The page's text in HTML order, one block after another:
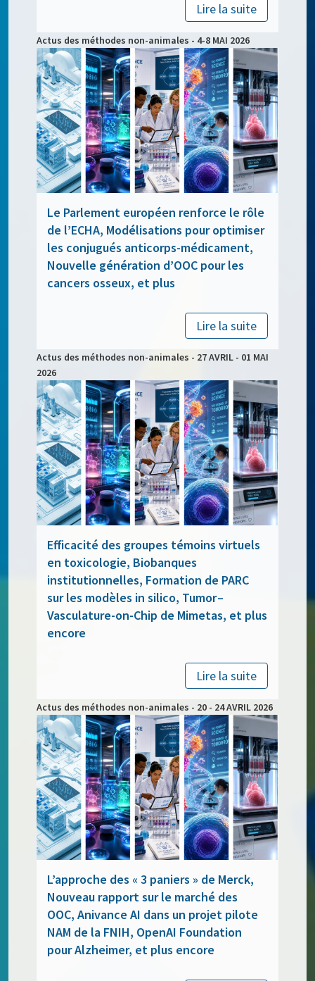
Lire la suite
Actus des méthodes non-animales - 4-8 MAI 2026
Le Parlement européen renforce le rôle
de l’ECHA, Modélisations pour optimiser
les conjugués anticorps-médicament,
Nouvelle génération d’OOC pour les
cancers osseux, et plus
Lire la suite
Actus des méthodes non-animales - 27 AVRIL - 01 MAI
2026
Efficacité des groupes témoins virtuels
en toxicologie, Biobanques
institutionnelles, Formation de PARC
sur les modèles in silico, Tumor –
Vasculature-on-Chip de Mimetas, et plus
encore
Lire la suite
Actus des méthodes non-animales - 20 - 24 AVRIL 2026
L’approche des « 3 paniers » de Merck,
Nouveau rapport sur le marché des
OOC, Anivance AI dans un projet pilote
NAM de la FNIH, OpenAI Foundation
pour Alzheimer, et plus encore